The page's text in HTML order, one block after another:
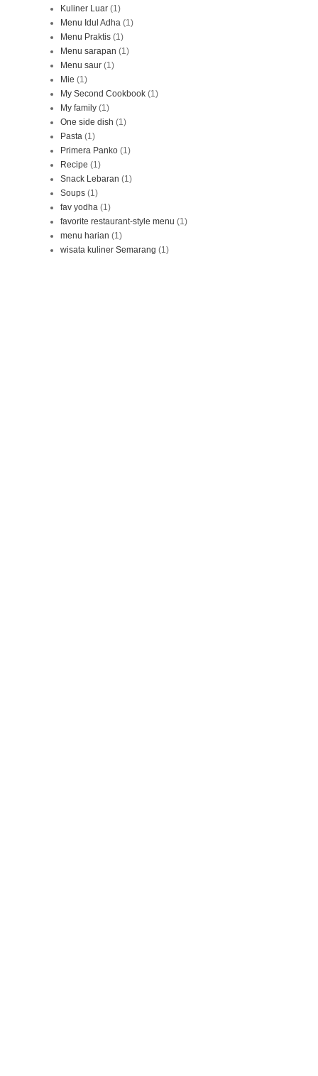
Kuliner Luar (1)
Menu Idul Adha (1)
Menu Praktis (1)
Menu sarapan (1)
Menu saur (1)
Mie (1)
My Second Cookbook (1)
My family (1)
One side dish (1)
Pasta (1)
Primera Panko (1)
Recipe (1)
Snack Lebaran (1)
Soups (1)
fav yodha (1)
favorite restaurant-style menu (1)
menu harian (1)
wisata kuliner Semarang (1)